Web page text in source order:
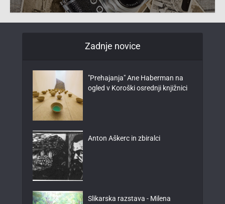
Zadnje novice
"Prehajanja" Ane Haberman na
ogled v Koroški osrednji knjižnici
Anton Aškerc in zbiralci
Slikarska razstava - Milena